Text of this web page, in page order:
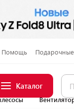
Помощь
Каталог